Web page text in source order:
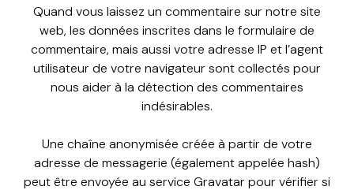
Quand vous laissez un commentaire sur notre site
web, les données inscrites dans le formulaire de
commentaire, mais aussi votre adresse IP et l’agent
utilisateur de votre navigateur sont collectés pour
nous aider à la détection des commentaires
indésirables.
Une chaîne anonymisée créée à partir de votre
adresse de messagerie (également appelée hash)
peut être envoyée au service Gravatar pour vérifier si